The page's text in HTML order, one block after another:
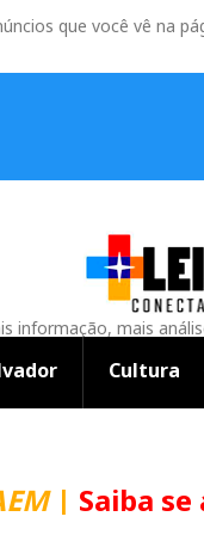
que você vê na
informação, mais
Cultura
| Saiba